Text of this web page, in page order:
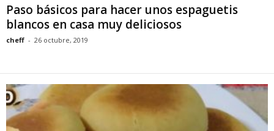
Paso básicos para hacer unos espaguetis
blancos en casa muy deliciosos
cheff - 26 octubre, 2019